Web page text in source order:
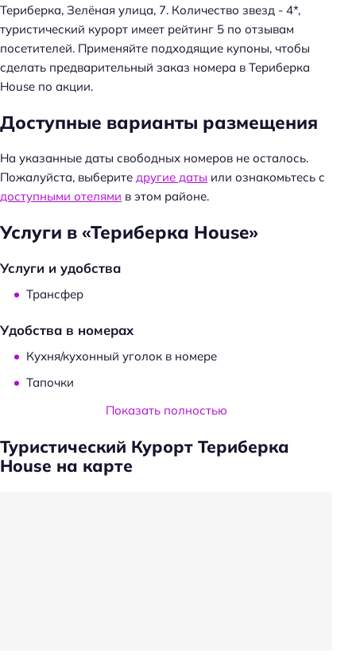
Териберка, Зелёная улица, 7. Количество звезд - 4*,
туристический курорт имеет рейтинг 5 по отзывам
посетителей. Применяйте подходящие купоны, чтобы
сделать предварительный заказ номера в Териберка
House по акции.
Доступные варианты размещения
На указанные даты свободных номеров не осталось.
Пожалуйста, выберите другие даты или ознакомьтесь с
доступными отелями в этом районе.
Услуги в «Териберка House»
Услуги и удобства
Трансфер
Удобства в номерах
Кухня/кухонный уголок в номере
Тапочки
Телевизор в номере
Фен
Показать полностью
Туристический Курорт Териберка
House на карте